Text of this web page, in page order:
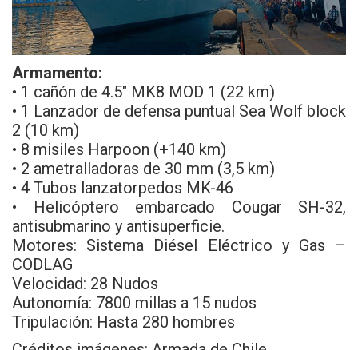
Armamento:
• 1 cañón de 4.5″ MK8 MOD 1 (22 km)
• 1 Lanzador de defensa puntual Sea Wolf block
2 (10 km)
• 8 misiles Harpoon (+140 km)
• 2 ametralladoras de 30 mm (3,5 km)
• 4 Tubos lanzatorpedos MK-46
• Helicóptero embarcado Cougar SH-32,
antisubmarino y antisuperficie.
Motores: Sistema Diésel Eléctrico y Gas –
CODLAG
Velocidad: 28 Nudos
Autonomía: 7800 millas a 15 nudos
Tripulación: Hasta 280 hombres